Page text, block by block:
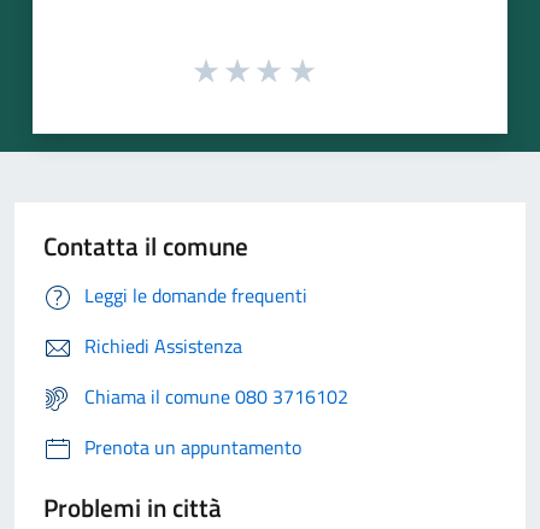
Contatta il comune
Leggi le domande frequenti
Richiedi Assistenza
Chiama il comune 080 3716102
Prenota un appuntamento
Problemi in città